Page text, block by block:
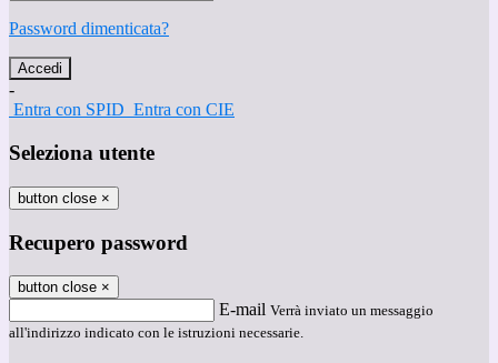
Password dimenticata?
-
Entra con SPID Entra con CIE
Seleziona utente
button close ×
Recupero password
button close ×
E-mail Verrà inviato un messaggio
all'indirizzo indicato con le istruzioni necessarie.